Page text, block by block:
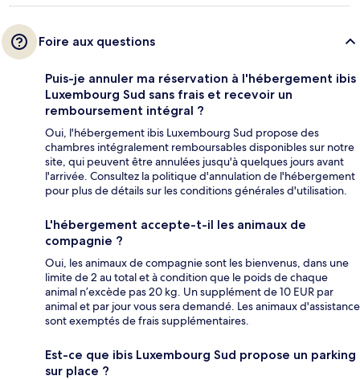
Foire aux questions
Puis-je annuler ma réservation à l'hébergement ibis
Luxembourg Sud sans frais et recevoir un
remboursement intégral ?
Oui, l'hébergement ibis Luxembourg Sud propose des
chambres intégralement remboursables disponibles sur notre
site, qui peuvent être annulées jusqu'à quelques jours avant
l'arrivée. Consultez la politique d'annulation de l'hébergement
pour plus de détails sur les conditions générales d'utilisation.
L'hébergement accepte-t-il les animaux de
compagnie ?
Oui, les animaux de compagnie sont les bienvenus, dans une
limite de 2 au total et à condition que le poids de chaque
animal n’excède pas 20 kg. Un supplément de 10 EUR par
animal et par jour vous sera demandé. Les animaux d'assistance
sont exemptés de frais supplémentaires.
Est-ce que ibis Luxembourg Sud propose un parking
sur place ?